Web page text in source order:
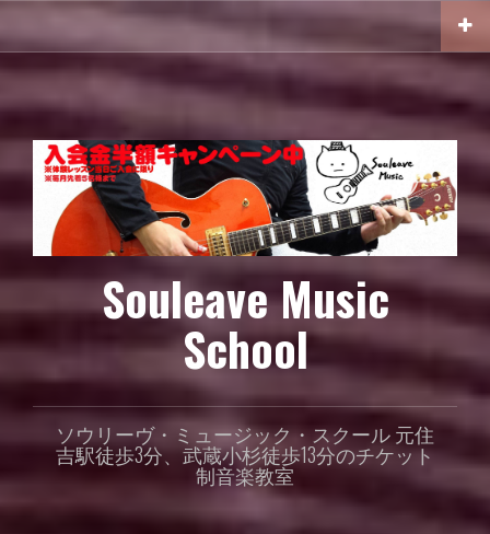
ン
テ
ツ
キ
Souleave Music
School
ソウリーヴ・ミュージック・スクール 元住
吉駅徒歩3分、武蔵小杉徒歩13分のチケット
制音楽教室